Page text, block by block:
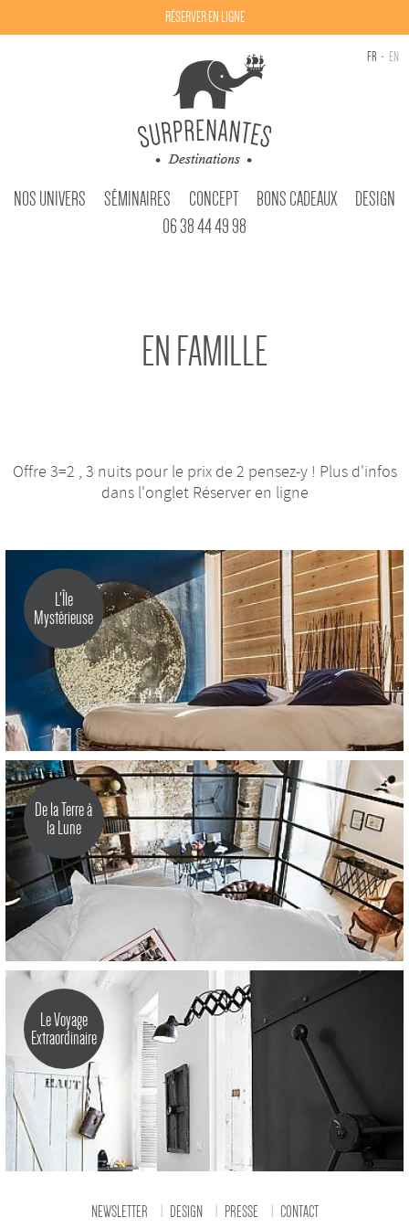
RÉSERVER EN LIGNE
FR EN
NOS UNIVERS SÉMINAIRES CONCEPT BONS CADEAUX
DESIGN
06 38 44 49 98
EN FAMILLE
Offre 3=2 , 3 nuits pour le prix de 2 pensez-y ! Plus d'infos
dans l'onglet Réserver en ligne
L'Île
Mystérieuse
De la Terre à
la Lune
Le Voyage
Extraordinaire
NEWSLETTER DESIGN PRESSE
CONTACT